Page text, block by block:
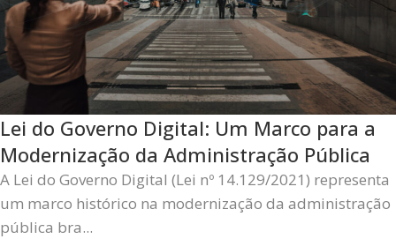
Lei do Governo Digital: Um Marco para a
Modernização da Administração Pública
A Lei do Governo Digital (Lei nº 14.129/2021) representa
um marco histórico na modernização da administração
pública bra...